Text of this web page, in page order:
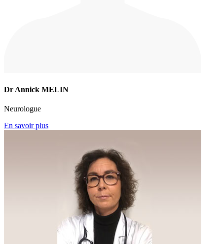
Dr Annick MELIN
Neurologue
En savoir plus